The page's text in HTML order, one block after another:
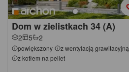
Dom w zielistkach 34 (A)
2 5 2
powiększony
z wentylacją grawitacyjną
z kotłem na pellet